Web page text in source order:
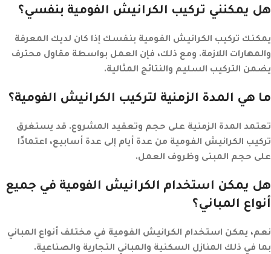
هل يمكنني تركيب الكرانيش الفومية بنفسي؟
يمكنك تركيب الكرانيش الفومية بنفسك إذا كان لديك المعرفة
والمهارات اللازمة. ومع ذلك، فإن العمل بواسطة مقاول محترف
يضمن التركيب السليم والنتائج المثالية.
ما هي المدة الزمنية لتركيب الكرانيش الفومية؟
تعتمد المدة الزمنية على حجم وتعقيد المشروع. قد يستغرق
تركيب الكرانيش الفومية من عدة أيام إلى عدة أسابيع، اعتمادًا
على حجم المبنى وظروف العمل.
هل يمكن استخدام الكرانيش الفومية في جميع
أنواع المباني؟
نعم، يمكن استخدام الكرانيش الفومية في مختلف أنواع المباني
بما في ذلك المنازل السكنية والمباني التجارية والصناعية.